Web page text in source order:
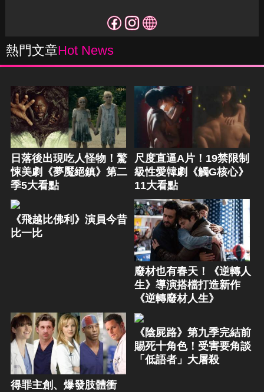
熱門文章Hot News
日落後出現吃人怪物！驚
悚美劇《夢魘絕鎮》第二
季5大看點
尺度直逼A片！19禁限制
級性愛韓劇《觸G核心》
11大看點
《飛越比佛利》演員今昔
比一比
廢材也有春天！《逆轉人
生》導演搭檔打造新作
《逆轉廢材人生》
得罪主創、爆發肢體衝
《陰屍路》第九季完結前
賜死十角色！受害要角談
「低語者」大屠殺